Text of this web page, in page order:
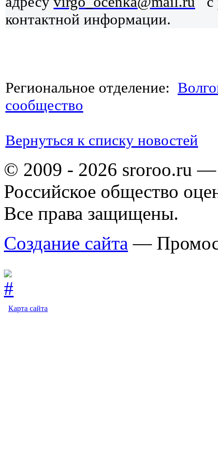
контактной информации.
Региональное отделение:
сообщество
Вернуться к списку новостей
© 2009 - 2026 sroroo.ru —
Российское общество
Все права защищены.
Создание сайта —
Карта сайта